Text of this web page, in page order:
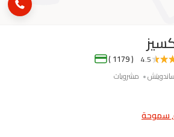
4.5
( 1179 )
مشروبات
سموحة